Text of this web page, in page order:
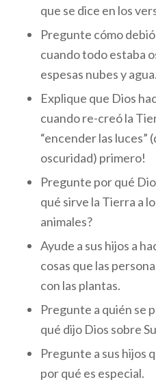
que se dice en los
Pregunte cómo
cuando todo estaba
espesas nubes y agua.
Explique que Dios
cuando re-creó la
“encender las luces”
oscuridad) primero!
Pregunte por qué
qué sirve la Tierra a
animales?
Ayude a sus hijos a
cosas que las
con las plantas.
Pregunte a quién se
qué dijo Dios sobre
Pregunte a sus hijos
por qué es especial.